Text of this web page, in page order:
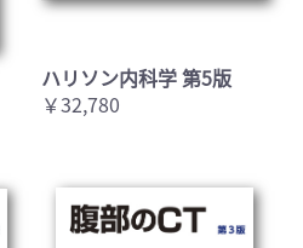
ハリソン内科学 第5版
￥32,780